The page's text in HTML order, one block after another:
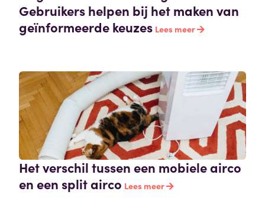
Gebruikers helpen bij het maken van
geïnformeerde keuzes Lees meer
Het verschil tussen een mobiele airco
en een split airco Lees meer